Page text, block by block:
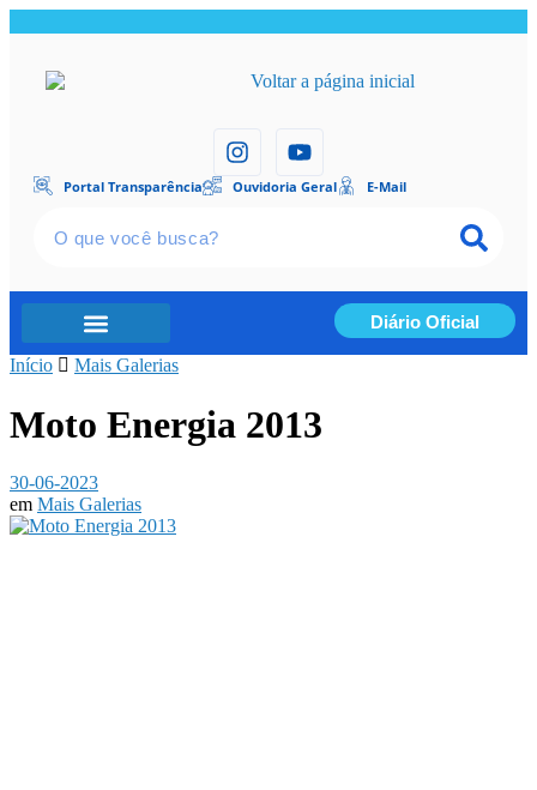
Portal Transparência Ouvidoria Geral E-Mail
Diário Oficial
Início Mais Galerias
Moto Energia 2013
30-06-2023
em Mais Galerias